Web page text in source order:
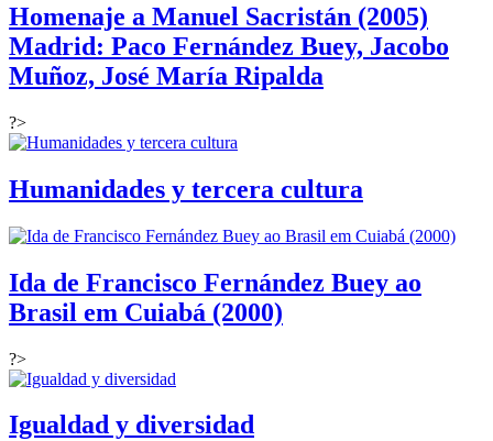
Homenaje a Manuel Sacristán (2005)
Madrid: Paco Fernández Buey, Jacobo
Muñoz, José María Ripalda
?>
Humanidades y tercera cultura
Ida de Francisco Fernández Buey ao
Brasil em Cuiabá (2000)
?>
Igualdad y diversidad